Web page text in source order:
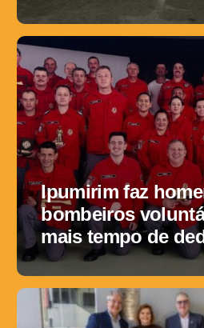
Ipumirim faz
bombeiros
mais tempo de